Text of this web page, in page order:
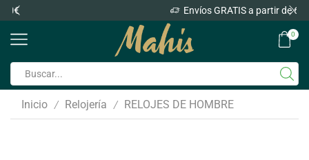
Envíos GRATIS a partir de 60€
0
Inicio / Relojería / RELOJES DE HOMBRE